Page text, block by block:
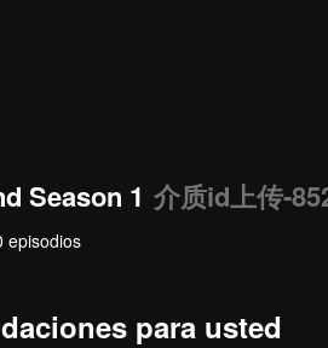
Season 1 介质id上传-
episodios
para usted